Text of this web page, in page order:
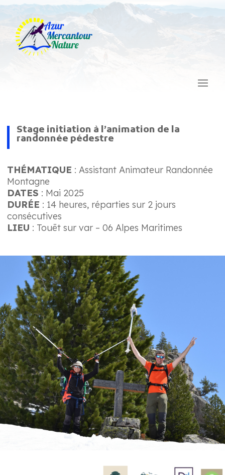
Stage initiation à l’animation de la
randonnée pédestre
THÉMATIQUE : Assistant Animateur Randonnée
Montagne
DATES : Mai 2025
DURÉE : 14 heures, réparties sur 2 jours
consécutives
LIEU : Touët sur var – 06 Alpes Maritimes